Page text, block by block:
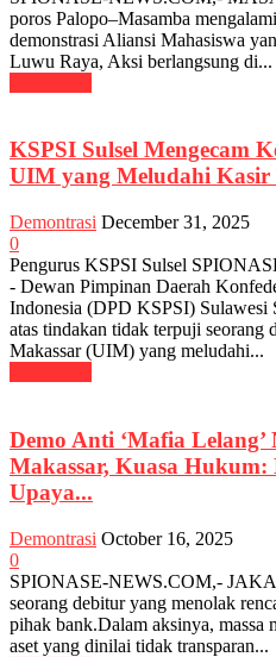
poros Palopo–Masamba
demonstrasi Aliansi Mahasiswa
Luwu Raya, Aksi berlangsung di...
KSPSI Sulsel Mengecam
UIM yang Meludahi Kasir
Demontrasi December 31, 2025
0
Pengurus KSPSI Sulsel
- Dewan Pimpinan Daerah
Indonesia (DPD KSPSI) Sulawesi
atas tindakan tidak terpuji seorang
Makassar (UIM) yang meludahi...
Demo Anti ‘Mafia
Makassar, Kuasa Hukum:
Upaya...
Demontrasi October 16, 2025
0
SPIONASE-NEWS.COM,-
seorang debitur yang menolak
pihak bank.Dalam aksinya, massa
aset yang dinilai tidak transparan...